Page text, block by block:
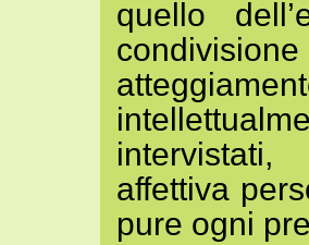
quello
intervistati,
affettiva
pure ogni